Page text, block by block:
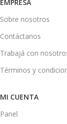
EMPRESA
Sobre nosotros
Contáctanos
Trabajá con
Términos y
MI CUENTA
Panel